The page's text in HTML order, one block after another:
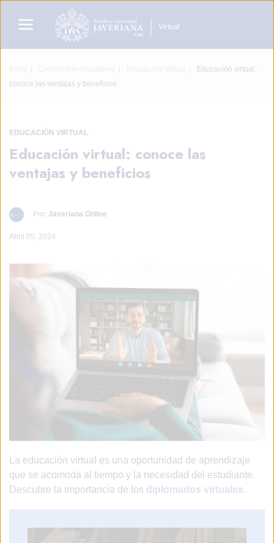
Educación virtual:
conoce las ventajas y beneficios
EDUCACIÓN VIRTUAL
Educación virtual: conoce las
ventajas y beneficios
Por: Javeriana Online
Abril 05, 2024
La educación virtual es una oportunidad de aprendizaje
que se acomoda al tiempo y la necesidad del estudiante.
Descubre la importancia de los diplomados virtuales.